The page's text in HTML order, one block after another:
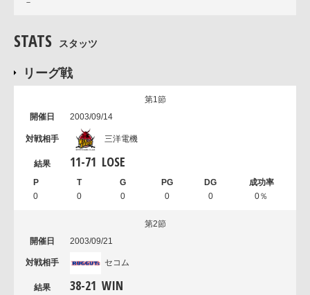
－
STATS スタッツ
リーグ戦
第1節
2003/09/14
三洋電機
11-71 LOSE
0 0 0 0 0 0％
第2節
2003/09/21
セコム
38-21 WIN